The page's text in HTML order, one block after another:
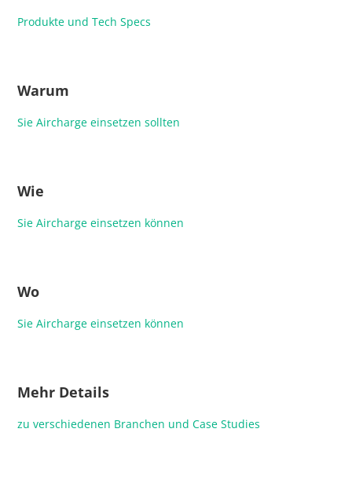
Produkte und Tech Specs
Warum
Sie Aircharge einsetzen sollten
Wie
Sie Aircharge einsetzen können
Wo
Sie Aircharge einsetzen können
Mehr Details
zu verschiedenen Branchen und Case Studies